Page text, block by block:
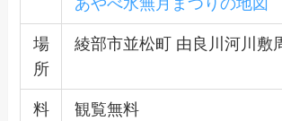
場
所
綾部市並松町 由良川河川敷
料
観覧無料